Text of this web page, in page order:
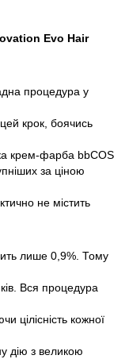
Evo Hair
процедура у
цей крок, боячись
крем-фарба bbCOS
за ціною
не містить
лише 0,9%. Тому
Вся процедура
цілісність кожної
дію з великою